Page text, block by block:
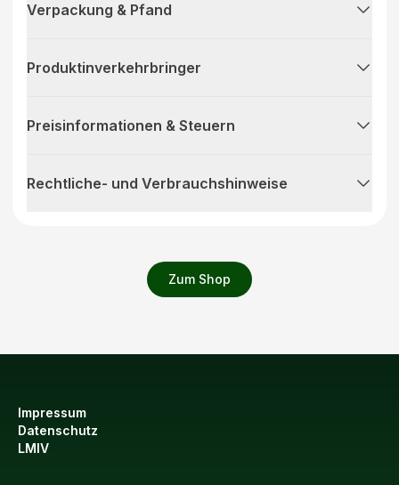
Zum Shop
Verpackung & Pfand
Produktinverkehrbringer
Preisinformationen & Steuern
Rechtliche- und Verbrauchshinweise
Impressum
Datenschutz
LMIV